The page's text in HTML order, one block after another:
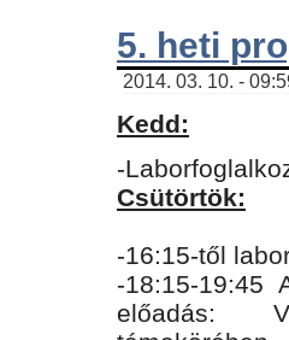
5. heti
2014. 03. 10. -
Kedd:
-
Csütörtök:
-16:15-től
-18:15-19:45
előadás: